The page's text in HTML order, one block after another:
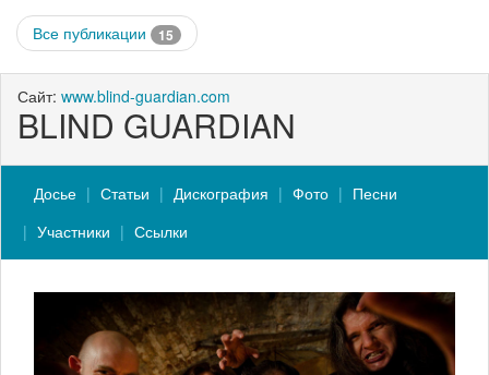
Все публикации 15
Сайт: www.blind-guardian.com
BLIND GUARDIAN
Досье Статьи Дискография Фото
Песни
Участники
Ссылки